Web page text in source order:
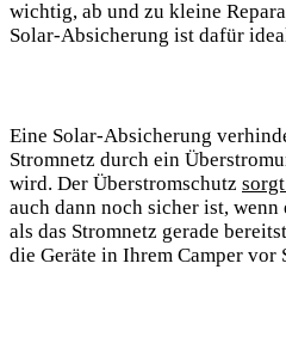
wichtig, ab und⁢ zu kleine
Solar-Absicherung ist dafür
Eine Solar-Absicherung
Stromnetz durch ein
wird. Der ⁢Überstromschutz‍
auch dann noch ⁣sicher ⁤ist,
als das Stromnetz​ gerade
die ‌Geräte in ⁣Ihrem Camper vor